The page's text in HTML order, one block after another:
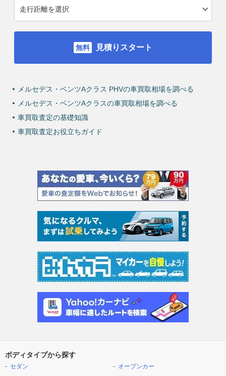
見積りスタート
メルセデス・ベンツAクラス PHVの車買取相場を調べる
メルセデス・ベンツAクラスの車買取相場を調べる
車買取査定の基礎知識
車買取査定お役立ちガイド
ボディタイプから探す
セダン
オープンカー